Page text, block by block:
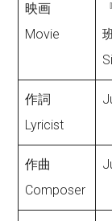
映画
Movie
作詞
Lyricist
作曲
Composer